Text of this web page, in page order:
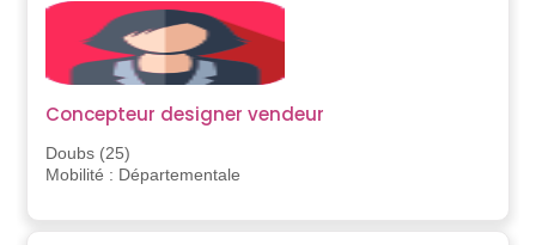
Concepteur designer vendeur
Doubs (25)
Mobilité : Départementale